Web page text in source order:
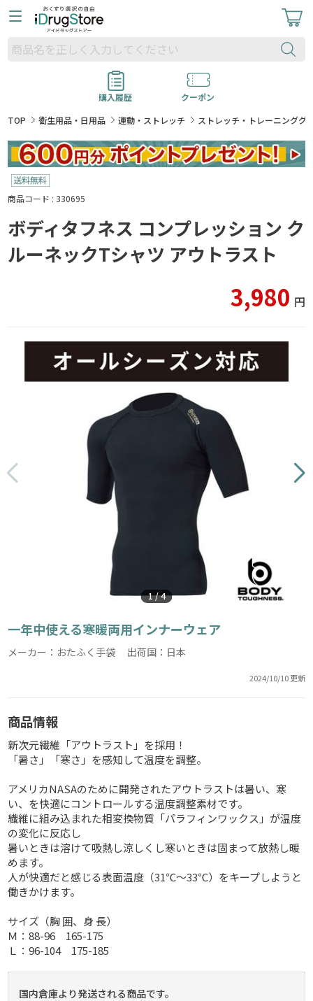
購入履歴
クーポン
TOP
衛生用品・日用品 運動・ストレッチ ストレッチ・トレーニンググ
商品コード : 330695
ボディタフネス コンプレッション ク
ルーネックTシャツ アウトラスト
3,980 円
1/4
一年中使える寒暖両用インナーウェア
メーカー：おたふく手袋 出荷国：日本
2024/10/10 更新
商品情報
新次元繊維「アウトラスト」を採用！
「暑さ」「寒さ」を感知して温度を調整。
アメリカNASAのために開発されたアウトラストは暑い、寒
い、を快適にコントロールする温度調整素材です。
繊維に組み込まれた相変換物質「パラフィンワックス」が温度
の変化に反応し
暑いときは溶けて吸熱し涼しくし寒いときは固まって放熱し暖
めます。
人が快適だと感じる表面温度（31℃～33℃）をキープしようと
働きかけます。
サイズ（胸 囲、身 長）
Ｍ：88-96 165-175
Ｌ：96-104 175-185
国内倉庫より発送される商品です。